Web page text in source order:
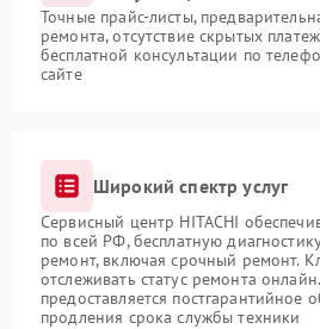
Точные прайс-листы,
ремонта, отсутствие скрытых
бесплатной консультации по
сайте
Широкий спектр услуг
Сервисный центр HITACHI
по всей РФ, бесплатную
ремонт, включая срочный ремонт.
отслеживать статус ремонта
предоставляется постгарантийное
продления срока службы техники